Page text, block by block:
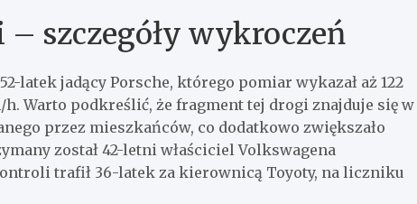
szczegóły wykroczeń
latek jadący Porsche, którego pomiar wykazał aż 122
Warto podkreślić, że fragment tej drogi znajduje się w
przez mieszkańców, co dodatkowo zwiększało
został 42-letni właściciel Volkswagena
trafił 36-latek za kierownicą Toyoty, na liczniku